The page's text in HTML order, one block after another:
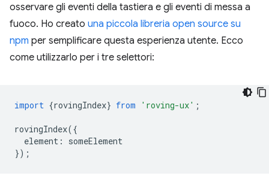
osservare gli eventi della tastiera e gli eventi di messa a
fuoco. Ho creato una piccola libreria open source su
npm per semplificare questa esperienza utente. Ecco
come utilizzarlo per i tre selettori:
import {rovingIndex} from 'roving-ux' ;
rovingIndex({
element :
someElement
});